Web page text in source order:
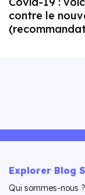
contre le
Explorer Blog
Qui sommes-nous ?